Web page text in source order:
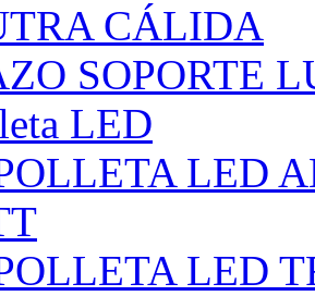
CÁLIDA
SOPORTE
LED
LED
LED